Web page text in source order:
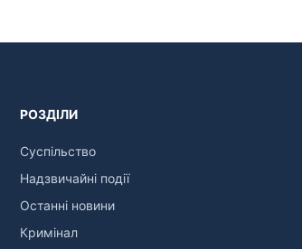
РОЗДІЛИ
Суспільство
Надзвичайні події
Останні новини
Кримінал